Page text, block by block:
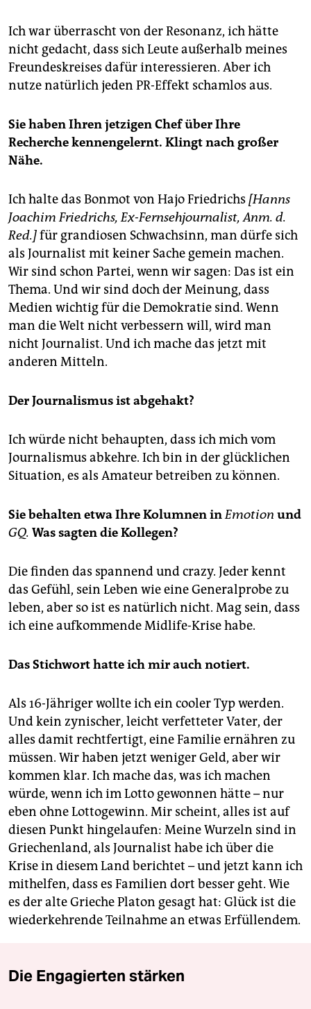
Ich war überrascht von der Resonanz, ich hätte
nicht gedacht, dass sich Leute außerhalb meines
Freundeskreises dafür interessieren. Aber ich
nutze natürlich jeden PR-Effekt schamlos aus.
Sie haben Ihren jetzigen Chef über Ihre
Recherche kennengelernt. Klingt nach großer
Nähe.
Ich halte das Bonmot von Hajo Friedrichs [Hanns
Joachim Friedrichs, Ex-Fernsehjournalist, Anm. d.
Red.]für grandiosen Schwachsinn, man dürfe sich
als Journalist mit keiner Sache gemein machen.
Wir sind schon Partei, wenn wir sagen: Das ist ein
Thema. Und wir sind doch der Meinung, dass
Medien wichtig für die Demokratie sind. Wenn
man die Welt nicht verbessern will, wird man
nicht Journalist. Und ich mache das jetzt mit
anderen Mitteln.
Der Journalismus ist abgehakt?
Ich würde nicht behaupten, dass ich mich vom
Journalismus abkehre. Ich bin in der glücklichen
Situation, es als Amateur betreiben zu können.
Sie behalten etwa Ihre Kolumnen inEmotion und
GQ. Was sagten die Kollegen?
Die finden das spannend und crazy. Jeder kennt
das Gefühl, sein Leben wie eine Generalprobe zu
leben, aber so ist es natürlich nicht. Mag sein, dass
ich eine aufkommende Midlife-Krise habe.
Das Stichwort hatte ich mir auch notiert.
Als 16-Jähriger wollte ich ein cooler Typ werden.
Und kein zynischer, leicht verfetteter Vater, der
alles damit rechtfertigt, eine Familie ernähren zu
müssen. Wir haben jetzt weniger Geld, aber wir
kommen klar. Ich mache das, was ich machen
würde, wenn ich im Lotto gewonnen hätte – nur
eben ohne Lottogewinn. Mir scheint, alles ist auf
diesen Punkt hingelaufen: Meine Wurzeln sind in
Griechenland, als Journalist habe ich über die
Krise in diesem Land berichtet – und jetzt kann ich
mithelfen, dass es Familien dort besser geht. Wie
es der alte Grieche Platon gesagt hat: Glück ist die
wiederkehrende Teilnahme an etwas Erfüllendem.
Die Engagierten stärken